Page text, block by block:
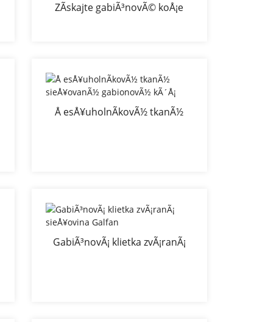
ZÃ­skajte gabiÃ³novÃ© koÅ¡e
Å esÅ¥uholnÃ­kovÃ½ tkanÃ½
GabiÃ³novÃ¡ klietka zvÃ¡ranÃ¡